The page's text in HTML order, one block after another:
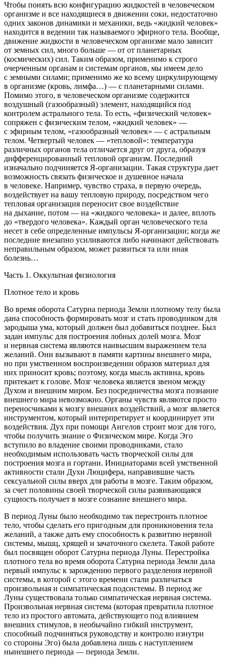
Чтобы понять всю конфигурацию жидкостей в человеческом
организме и все находящиеся в движении соки, недостаточно
одних законов динамики и механики, ведь «жидкий человек»
находится в ведении так называемого эфирного тела. Вообще,
движение жидкости в человеческом организме мало зависит
от земных сил, много больше — от от планетарных
(космических) сил. Таким образом, применимо к строго
очерченным органам и системам органов, мы имеем дело
с земными силами; применимо же ко всему циркулирующему
в организме (кровь, лимфа…) — с планетарными силами.
Помимо этого, в человеческом организме содержится
воздушный (газообразный) элемент, находящийся под
контролем астрального тела. То есть, «физический человек»
сопряжен с физическим телом, «жидкий человек» —
с эфирным телом, «газообразный человек» — с астральным
телом. Четвертый человек — «тепловой»: температура
различных органов тела отличается друг от друга, образуя
дифференцированный тепловой организм. Последний
изначально подчиняется Я-организации. Такая структура дает
возможность связать физическое и душевное начала
в человеке. Например, чувство страха, в первую очередь,
воздействует на вашу тепловую природу, посредством чего
тепловая организация переносит свое воздействие
на дыхание, потом — на «жидкого человека» и далее, вплоть
до «твердого человека». Каждый орган человеческого тела
несет в себе определенные импульсы Я-организации; когда же
последние внезапно усиливаются либо начинают действовать
неправильным образом, может развиться та или иная
болезнь…
Часть 1. Оккультная физиология
Плотное тело и кровь
Во время оборота Сатурна периода Земли плотному телу была
дана способность формировать мозг и стать проводником для
зародыша ума, который должен был добавиться позднее. Был
задан импульс для построения лобных долей мозга. Мозг
и нервная система являются наивысшим выражением тела
желаний. Они вызывают в памяти картины внешнего мира,
но при умственном воспроизведении образов материал для
них приносит кровь; поэтому, когда мысль активна, кровь
притекает к голове. Мозг человека является звеном между
Духом и внешним миром. Без посредничества мозга познание
внешнего мира невозможно. Органы чувств являются просто
переносчиками к мозгу внешних воздействий, а мозг является
инструментом, который интерпретирует и координирует эти
воздействия. Дух при помощи Ангелов строит мозг для того,
чтобы получить знание о Физическом мире. Когда Эго
вступило во владение своими проводниками, стало
необходимым использовать часть творческой силы для
построения мозга и гортани. Инициаторами всей умственной
активности стали Духи Люцифера, направившие часть
сексуальной силы вверх для работы в мозге. Таким образом,
за счет половины своей творческой силы развивающаяся
сущность получает в мозге сознание внешнего мира.
В период Луны было необходимо так перестроить плотное
тело, чтобы сделать его пригодным для проникновения тела
желаний, а также дать ему способность к развитию нервной
системы, мышц, хрящей и зачаточного скелета. Такой работе
был посвящен оборот Сатурна периода Луны. Перестройка
плотного тела во время оборота Сатурна периода Земли дала
первый импульс к зарождению первого разделения нервной
системы, в которой с этого времени стали различаться
произвольная и симпатическая подсистемы. В период же
Луны существовала только симпатическая нервная система.
Произвольная нервная система (которая превратила плотное
тело из простого автомата, действующего под влиянием
внешних стимулов, в необычайно гибкий инструмент,
способный подчиняться руководству и контролю изнутри
со стороны Эго) была добавлена лишь с наступлением
нынешнего периода — периода Земли.